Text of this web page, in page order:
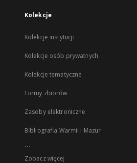
Kolekcje
Kolekcje instytucji
Kolekcje osób prywatnych
Kolekcje tematyczne
Formy zbiorów
Zasoby elektroniczne
Bibliografia Warmii i Mazur
...
Zobacz więcej